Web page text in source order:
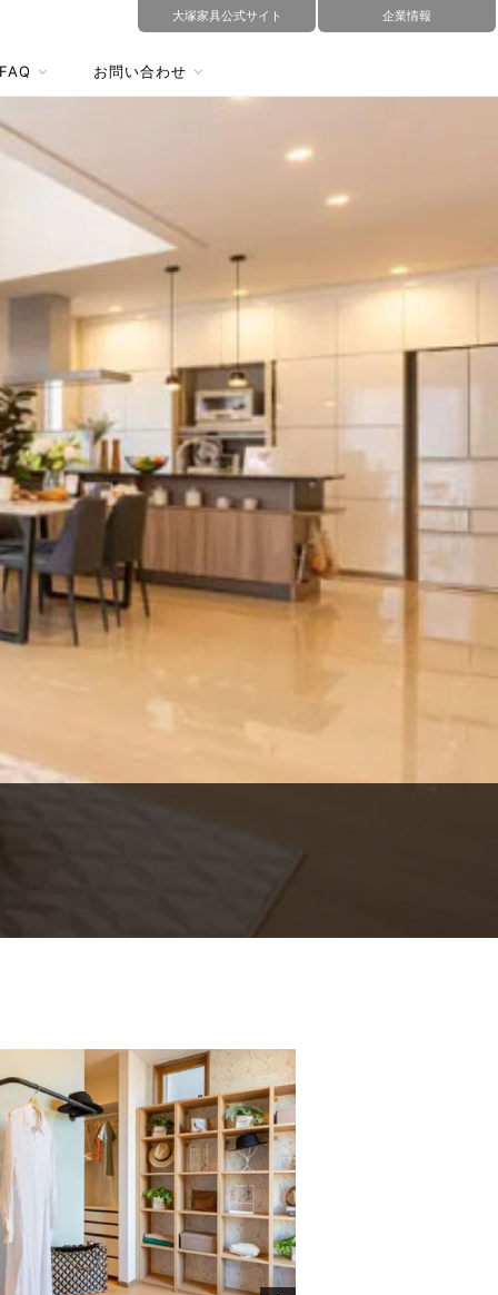
大塚家具公式サイト 企業情報
お問い合わせ